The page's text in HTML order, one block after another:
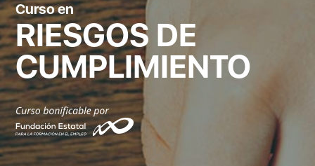
Curso en
RIESGOS DE
CUMPLIMIENTO